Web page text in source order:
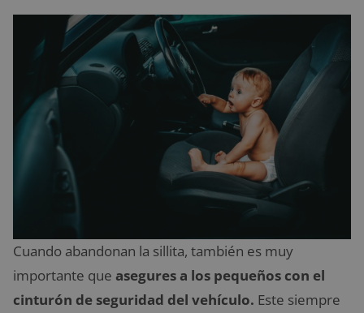
Cuando abandonan la sillita, también es muy
importante que asegures a los pequeños con el
cinturón de seguridad del vehículo. Este siempre